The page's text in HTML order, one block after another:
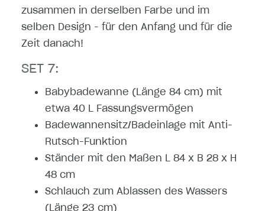
zusammen in derselben Farbe und im
selben Design - für den Anfang und für die
Zeit danach!
SET 7:
Babybadewanne (Länge 84 cm) mit
etwa 40 L Fassungsvermögen
Badewannensitz/Badeinlage mit Anti-
Rutsch-Funktion
Ständer mit den Maßen L 84 x B 28 x H
48 cm
Schlauch zum Ablassen des Wassers
(Länge 23 cm)